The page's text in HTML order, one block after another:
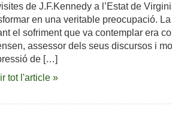
de J.F.Kennedy a l’Estat de
en una veritable preocupació.
el sofriment que va contemplar era
assessor dels seus discursos i
de […]
tot l'article »